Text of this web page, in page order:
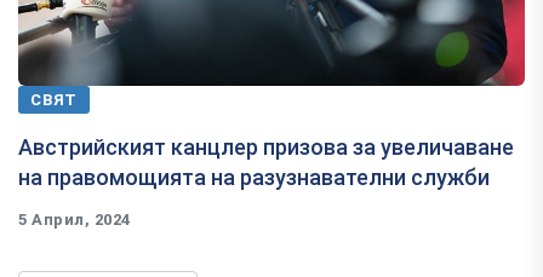
СВЯТ
Австрийският канцлер призова за увеличаване
на правомощията на разузнавателни служби
5 Април, 2024